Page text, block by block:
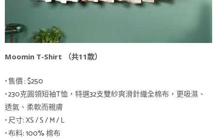
Moomin T-Shirt （共11款）
• 售價 : $250
• 230克圓領短袖T恤，特選32支雙紗爽滑針織全棉布，更吸濕、
透氣、柔軟而親膚
• 尺寸: XS / S / M / L
• 布料: 100% 棉布